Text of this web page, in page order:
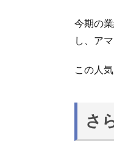
今期の
し、ア
この人
さ